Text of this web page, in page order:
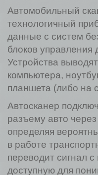
Автомобильный
технологичный
данные с систем
блоков управления
Устройства
компьютера,
планшета (либо на
Автосканер
разъему авто
определяя
в работе
переводит сигнал
доступную для